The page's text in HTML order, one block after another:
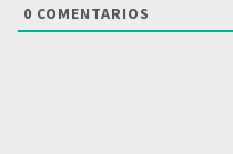
0 COMENTARIOS